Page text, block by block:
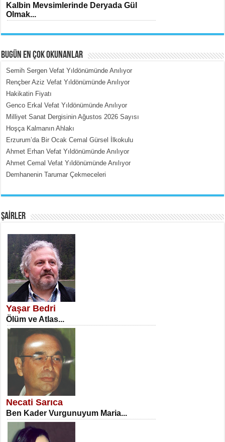
Kalbin Mevsimlerinde Deryada Gül
Olmak...
MEHMET ÇOBAN
İçerdeki Put Dışardaki Maskeler...
SATILMIŞ ÜMİT ÇETİNKAYA
Erkenlik...
NECLA DİLEK ARSLAN
Öğretmenler Günü Mahkemesi...
BUGÜN EN ÇOK OKUNANLAR
Semih Sergen Vefat Yıldönümünde Anılıyor
Rençber Aziz Vefat Yıldönümünde Anılıyor
Hakikatin Fiyatı
Genco Erkal Vefat Yıldönümünde Anılıyor
Milliyet Sanat Dergisinin Ağustos 2026 Sayısı
Hoşça Kalmanın Ahlakı
Erzurum’da Bir Ocak Cemal Gürsel İlkokulu
Ahmet Erhan Vefat Yıldönümünde Anılıyor
Ahmet Cemal Vefat Yıldönümünde Anılıyor
Demhanenin Tarumar Çekmeceleri
ŞAİRLER
Yaşar Bedri
Ölüm ve Atlas...
Necati Sarıca
Ben Kader Vurgunuyum Maria...